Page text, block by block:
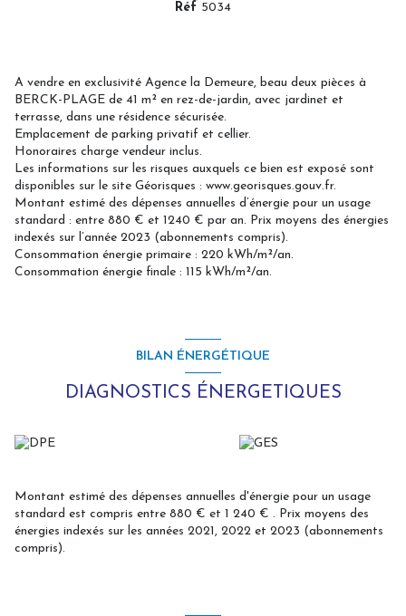
Réf 5034
A vendre en exclusivité Agence la Demeure, beau deux pièces à
BERCK-PLAGE de 41 m² en rez-de-jardin, avec jardinet et
terrasse, dans une résidence sécurisée.
Emplacement de parking privatif et cellier.
Honoraires charge vendeur inclus.
Les informations sur les risques auxquels ce bien est exposé sont
disponibles sur le site Géorisques : www.georisques.gouv.fr.
Montant estimé des dépenses annuelles d’énergie pour un usage
standard : entre 880 € et 1240 € par an. Prix moyens des énergies
indexés sur l’année 2023 (abonnements compris).
Consommation énergie primaire : 220 kWh/m²/an.
Consommation énergie finale : 115 kWh/m²/an.
BILAN ÉNERGÉTIQUE
DIAGNOSTICS ÉNERGETIQUES
Montant estimé des dépenses annuelles d'énergie pour un usage
standard est compris entre 880 € et 1 240 € . Prix moyens des
énergies indexés sur les années 2021, 2022 et 2023 (abonnements
compris).